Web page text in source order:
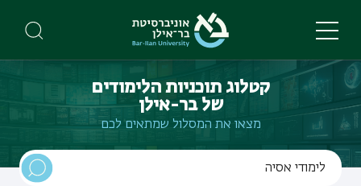
main
קטלוג תוכניות הלימודים
של בר-אילן
מצאו את המסלול שמתאים לכם